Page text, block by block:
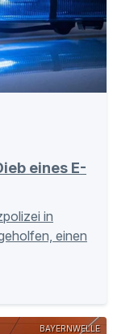
eines E-
in
einen
BAYERNWELLE